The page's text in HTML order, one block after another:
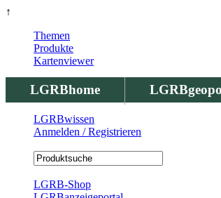
↑
LGRBhome
Themen
Produkte
Kartenviewer
LGRBwissen
Anmelden / Registrieren
LGRB-Shop